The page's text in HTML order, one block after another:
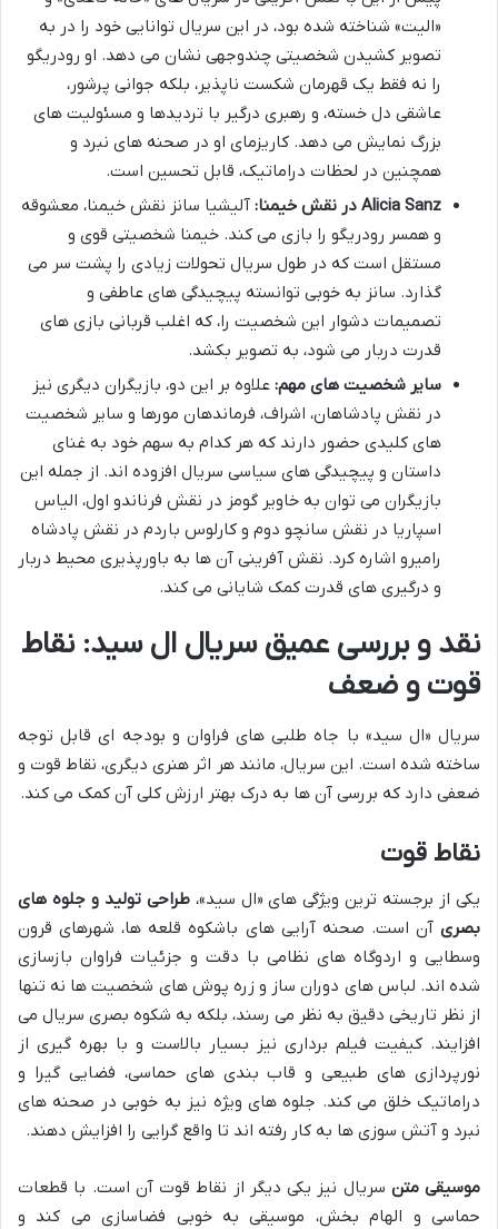
«الیت» شناخته شده بود، در این سریال توانایی خود را در به
تصویر کشیدن شخصیتی چندوجهی نشان می دهد. او رودریگو
را نه فقط یک قهرمان شکست ناپذیر، بلکه جوانی پرشور،
عاشقی دل خسته، و رهبری درگیر با تردیدها و مسئولیت های
بزرگ نمایش می دهد. کاریزمای او در صحنه های نبرد و
همچنین در لحظات دراماتیک، قابل تحسین است.
Alicia Sanz در نقش خیمنا:
آلیشیا سانز نقش خیمنا، معشوقه
و همسر رودریگو را بازی می کند. خیمنا شخصیتی قوی و
مستقل است که در طول سریال تحولات زیادی را پشت سر می
گذارد. سانز به خوبی توانسته پیچیدگی های عاطفی و
تصمیمات دشوار این شخصیت را، که اغلب قربانی بازی های
قدرت دربار می شود، به تصویر بکشد.
سایر شخصیت های مهم: علاوه بر این دو، بازیگران دیگری نیز
در نقش پادشاهان، اشراف، فرماندهان مورها و سایر شخصیت
های کلیدی حضور دارند که هر کدام به سهم خود به غنای
داستان و پیچیدگی های سیاسی سریال افزوده اند. از جمله این
بازیگران می توان به خاویر گومز در نقش فرناندو اول، الیاس
اسپاریا در نقش سانچو دوم و کارلوس باردم در نقش پادشاه
رامیرو اشاره کرد. نقش آفرینی آن ها به باورپذیری محیط دربار
و درگیری های قدرت کمک شایانی می کند.
نقد و بررسی عمیق سریال ال سید: نقاط
قوت و ضعف
سریال «ال سید» با جاه طلبی های فراوان و بودجه ای قابل توجه
ساخته شده است. این سریال، مانند هر اثر هنری دیگری، نقاط قوت و
ضعفی دارد که بررسی آن ها به درک بهتر ارزش کلی آن کمک می کند.
نقاط قوت
یکی از برجسته ترین ویژگی های «ال سید»،طراحی تولید و جلوه های
بصری آن است. صحنه آرایی های باشکوه قلعه ها، شهرهای قرون
وسطایی و اردوگاه های نظامی با دقت و جزئیات فراوان بازسازی
شده اند. لباس های دوران ساز و زره پوش های شخصیت ها نه تنها
از نظر تاریخی دقیق به نظر می رسند، بلکه به شکوه بصری سریال می
افزایند. کیفیت فیلم برداری نیز بسیار بالاست و با بهره گیری از
نورپردازی های طبیعی و قاب بندی های حماسی، فضایی گیرا و
دراماتیک خلق می کند. جلوه های ویژه نیز به خوبی در صحنه های
نبرد و آتش سوزی ها به کار رفته اند تا واقع گرایی را افزایش دهند.
موسیقی متن سریال نیز یکی دیگر از نقاط قوت آن است. با قطعات
حماسی و الهام بخش، موسیقی به خوبی فضاسازی می کند و